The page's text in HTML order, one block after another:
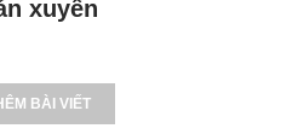
xuyến
BÀI VIẾT